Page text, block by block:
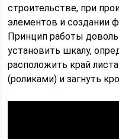
строительстве, при
элементов и создании
Принцип работы
установить шкалу,
расположить край
(роликами) и загнуть